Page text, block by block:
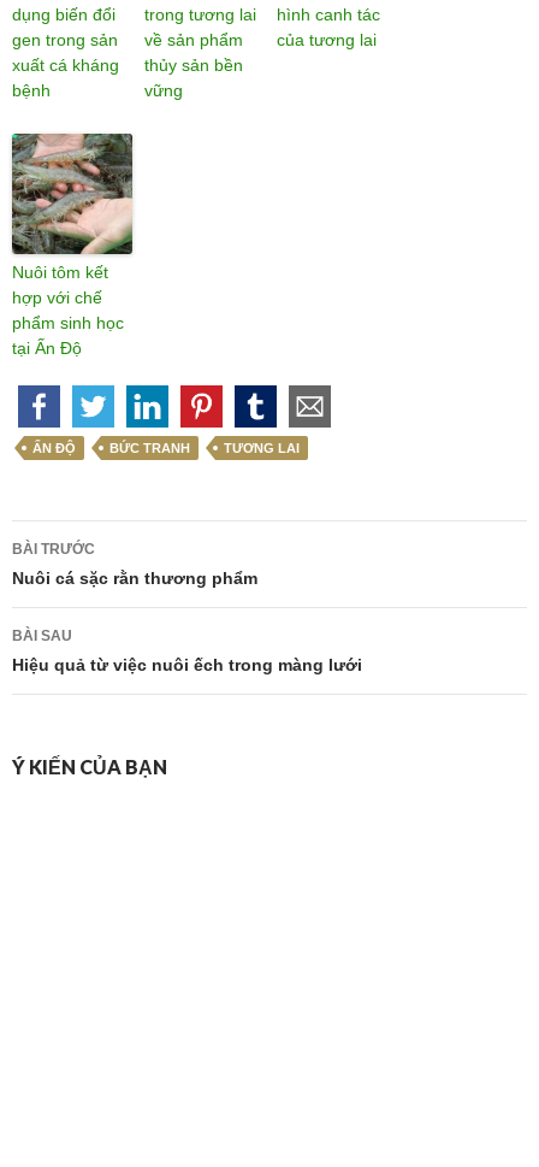
dụng biến đổi
gen trong sản
xuất cá kháng
bệnh
trong tương lai
về sản phẩm
thủy sản bền
vững
hình canh tác
của tương lai
Nuôi tôm kết
hợp với chế
phẩm sinh học
tại Ấn Độ
ẤN ĐỘ BỨC TRANH TƯƠNG LAI
Điều
hướng
bài
viết
BÀI TRƯỚC
Nuôi cá sặc rằn thương phẩm
BÀI SAU
Hiệu quả từ việc nuôi ếch trong màng lưới
Ý KIẾN CỦA BẠN